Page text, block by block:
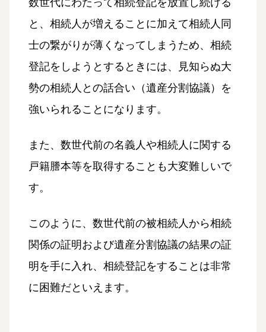
と、相続人が増えることに加えて相続人同
士の繋がりが薄くなってしまうため、相続
登記をしようとするときには、見知らぬ大
勢の相続人との話合い（遺産分割協議）を
強いられることになります。
また、数世代前の名義人や相続人に関する
戸籍謄本等を取得することも大変難しいで
す。
このように、数世代前の被相続人から相続
関係の証明および遺産分割協議の結果の証
明を手に入れ、相続登記をすることは非常
に困難だといえます。